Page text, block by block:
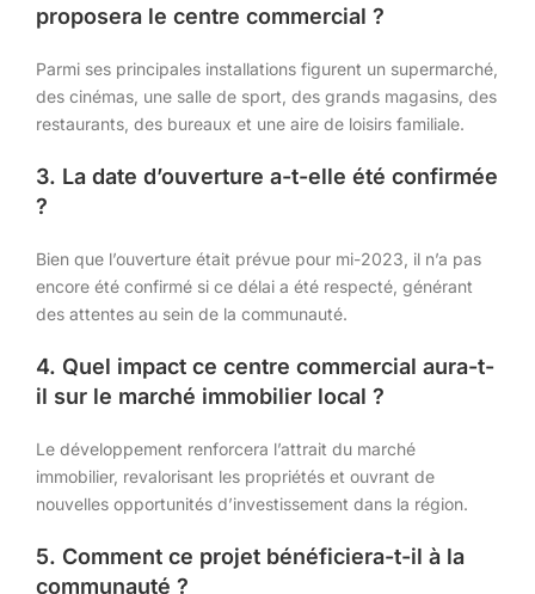
proposera le centre commercial ?
Parmi ses principales installations figurent un supermarché,
des cinémas, une salle de sport, des grands magasins, des
restaurants, des bureaux et une aire de loisirs familiale.
3. La date d’ouverture a-t-elle été confirmée
?
Bien que l’ouverture était prévue pour mi-2023, il n’a pas
encore été confirmé si ce délai a été respecté, générant
des attentes au sein de la communauté.
4. Quel impact ce centre commercial aura-t-
il sur le marché immobilier local ?
Le développement renforcera l’attrait du marché
immobilier, revalorisant les propriétés et ouvrant de
nouvelles opportunités d’investissement dans la région.
5. Comment ce projet bénéficiera-t-il à la
communauté ?